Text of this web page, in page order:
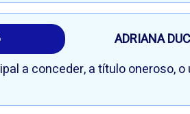
ADRIANA
a conceder, a título